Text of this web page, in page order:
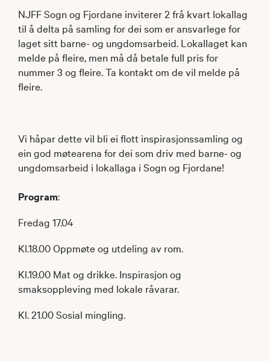
NJFF Sogn og Fjordane inviterer 2 frå kvart lokallag
til å delta på samling for dei som er ansvarlege for
laget sitt barne- og ungdomsarbeid. Lokallaget kan
melde på fleire, men må då betale full pris for
nummer 3 og fleire. Ta kontakt om de vil melde på
fleire.
Vi håpar dette vil bli ei flott inspirasjonssamling og
ein god møtearena for dei som driv med barne- og
ungdomsarbeid i lokallaga i Sogn og Fjordane!
Program:
Fredag 17.04
Kl.18.00 Oppmøte og utdeling av rom.
Kl.19.00 Mat og drikke. Inspirasjon og
smaksoppleving med lokale råvarar.
Kl. 21.00 Sosial mingling.